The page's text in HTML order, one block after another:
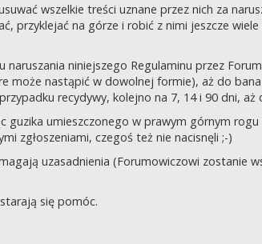
wszelkie treści uznane przez nich za
przyklejać na górze i robić z nimi jeszcze
niniejszego Regulaminu przez
może nastąpić w dowolnej formie), aż do
recydywy, kolejno na 7, 14 i 90 dni,
umieszczonego w prawym górnym rogu
zgłoszeniami, czegoś też nie nacisnęli ;-)
uzasadnienia (Forumowiczowi zostanie
się pomóc.